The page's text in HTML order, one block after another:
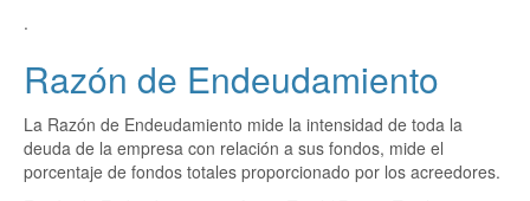
.
Razón de Endeudamiento
La Razón de Endeudamiento mide la intensidad de toda la
deuda de la empresa con relación a sus fondos, mide el
porcentaje de fondos totales proporcionado por los acreedores.